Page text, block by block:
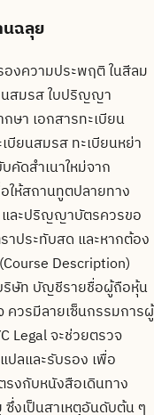
นฉลุย
งความประพฤติ ในสีลม
นสมรส ใบปริญญา
ษา เอกสารทะเบียน
บียนสมรส ทะเบียนหย่า
คัดสำเนาใหม่จาก
ให้สถานทูตปลายทาง
และปริญญาบัตรควรขอ
ประทับสด และหากต้อง
Description)
ริษัท บัญชีรายชื่อผู้ถือหุ้น
ควรมีลายเซ็นกรรมการผู้
Legal จะช่วยตรวจ
ลและรับรอง เพื่อ
งกับหนังสือเดินทาง
งเป็นสาเหตุอันดับต้น ๆ